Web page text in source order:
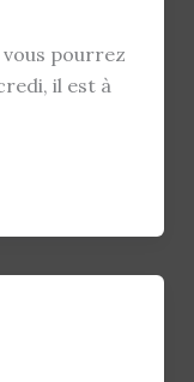
vous pourrez
il est à